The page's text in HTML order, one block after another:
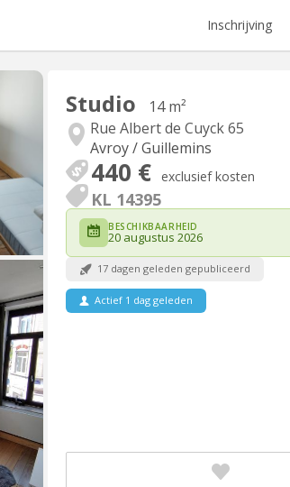
Inschrijving
Studio
14 m²
Rue Albert de Cuyck 65
Avroy / Guillemins
440 € exclusief kosten
KL 14395
BESCHIKBAARHEID
20 augustus 2026
17 dagen geleden gepubliceerd
Actief 1 dag geleden